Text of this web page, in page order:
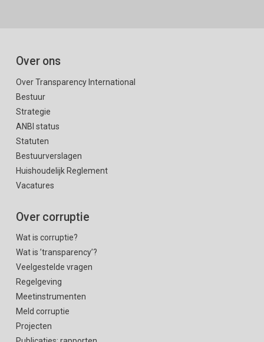
Over ons
Over Transparency International
Bestuur
Strategie
ANBI status
Statuten
Bestuurverslagen
Huishoudelijk Reglement
Vacatures
Over corruptie
Wat is corruptie?
Wat is ’transparency’?
Veelgestelde vragen
Regelgeving
Meetinstrumenten
Meld corruptie
Projecten